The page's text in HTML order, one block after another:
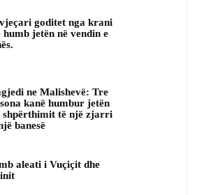
goditet nga krani
humb jetën në vendin e
ne Malishevë: Tre
kanë humbur jetën
shpërthimit të një zjarri
banesë
aleati i Vuçiçit dhe